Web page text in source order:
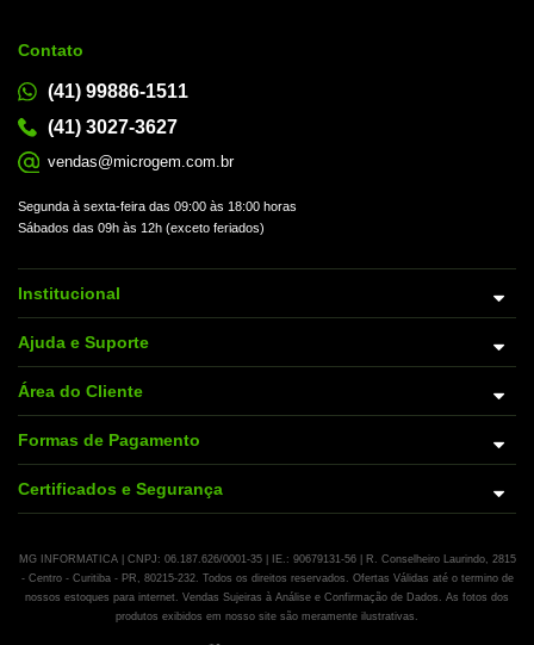
Contato
(41) 99886-1511
(41) 3027-3627
vendas@microgem.com.br
Segunda à sexta-feira das 09:00 às 18:00 horas
Sábados das 09h às 12h (exceto feriados)
Institucional
Ajuda e Suporte
Área do Cliente
Formas de Pagamento
Certificados e Segurança
MG INFORMATICA | CNPJ: 06.187.626/0001-35 | IE.: 90679131-56 | R. Conselheiro Laurindo, 2815
- Centro - Curitiba - PR, 80215-232. Todos os direitos reservados. Ofertas Válidas até o termino de
nossos estoques para internet. Vendas Sujeiras à Análise e Confirmação de Dados. As fotos dos
produtos exibidos em nosso site são meramente ilustrativas.